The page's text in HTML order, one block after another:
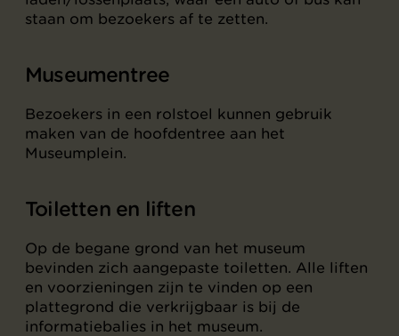
staan om bezoekers af te zetten.
Museumentree
Bezoekers in een rolstoel kunnen gebruik
maken van de hoofdentree aan het
Museumplein.
Toiletten en liften
Op de begane grond van het museum
bevinden zich aangepaste toiletten. Alle liften
en voorzieningen zijn te vinden op een
plattegrond die verkrijgbaar is bij de
informatiebalies in het museum.